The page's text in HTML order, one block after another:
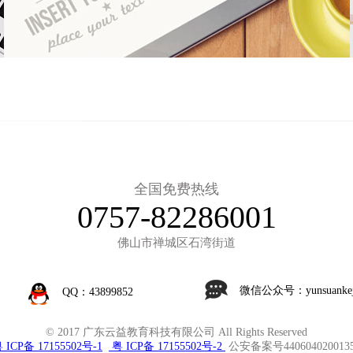
全国免费热线
0757-82286001
佛山市禅城区石湾街道
QQ：43899852 微信公众号：
© 2017 广东云益教育科技有限公司 All Rights Reserved
ICP备 17155502号-1
粤 ICP备 17155502号-2 公安备案号